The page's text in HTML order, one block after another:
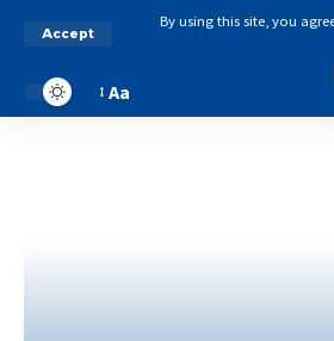
By using this site, you
Accept
Aa